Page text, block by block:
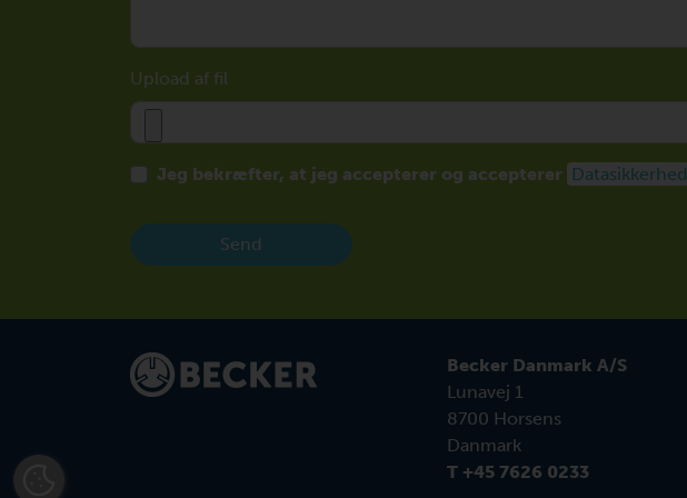
Upload af fil
Jeg bekræfter, at jeg accepterer og accepterer Datasikkerhed
Send
Becker Danmark A/S
Lunavej 1
8700 Horsens
Danmark
T +45 7626 0233